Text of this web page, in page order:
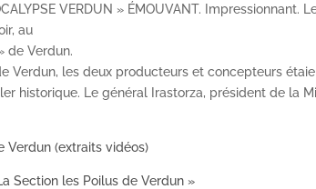
VERDUN » ÉMOUVANT.
au
de Verdun.
Verdun, les deux producteurs et concepteurs
historique. Le général Irastorza, président de la
Verdun (extraits vidéos)
Section les Poilus de Verdun »